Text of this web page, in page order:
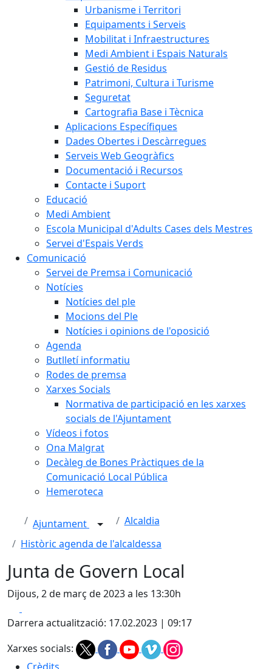
Urbanisme i Territori
Equipaments i Serveis
Mobilitat i Infraestructures
Medi Ambient i Espais Naturals
Gestió de Residus
Patrimoni, Cultura i Turisme
Seguretat
Cartografia Base i Tècnica
Aplicacions Específiques
Dades Obertes i Descàrregues
Serveis Web Geogràfics
Documentació i Recursos
Contacte i Suport
Educació
Medi Ambient
Escola Municipal d'Adults Cases dels Mestres
Servei d'Espais Verds
Comunicació
Servei de Premsa i Comunicació
Notícies
Notícies del ple
Mocions del Ple
Notícies i opinions de l'oposició
Agenda
Butlletí informatiu
Rodes de premsa
Xarxes Socials
Normativa de participació en les xarxes
socials de l'Ajuntament
Vídeos i fotos
Ona Malgrat
Decàleg de Bones Pràctiques de la
Comunicació Local Pública
Hemeroteca
Ajuntament
Alcaldia
Històric agenda de l'alcaldessa
Junta de Govern Local
Dijous, 2 de març de 2023 a les 13:30h
Darrera actualització: 17.02.2023 | 09:17
Xarxes socials: